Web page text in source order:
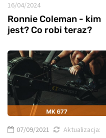
16/04/2024
Ronnie Coleman - kim
jest? Co robi teraz?
07/09/2021
Aktualizacja: